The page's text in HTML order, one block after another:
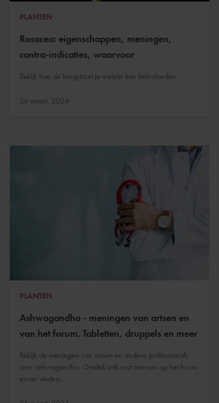
PLANTEN
Rosacea: eigenschappen, meningen,
contra-indicaties, waarvoor
Bekijk hoe de bergstaart je welzijn kan beïnvloeden.
Bijgewerkt:
26 maart, 2024
PLANTEN
Ashwagandha - meningen van artsen en
van het forum. Tabletten, druppels en meer
Bekijk de meningen van artsen en andere professionals
over ashwagandha. Ontdek ook wat mensen op het forum
ervan vinden.